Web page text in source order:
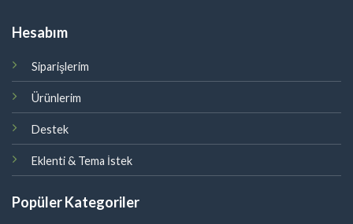
Hesabım
Siparişlerim
Ürünlerim
Destek
Eklenti & Tema İstek
Popüler Kategoriler